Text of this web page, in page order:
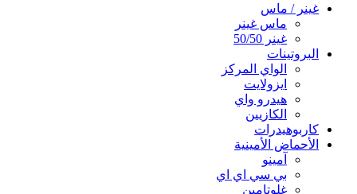
غينر / ماس
ماس غينر
غينر 50/50
البروتينات
الواي المركز
ايزولايت
هيدرو واي
الكازيين
كاربوهيدرات
الأحماض الأمينية
آمينو
بي سي اي اي
غلوتامين